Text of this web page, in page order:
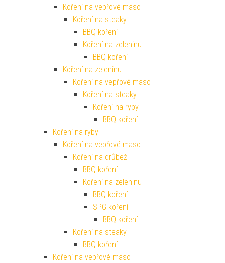
Koření na vepřové maso
Koření na steaky
BBQ koření
Koření na zeleninu
BBQ koření
Koření na zeleninu
Koření na vepřové maso
Koření na steaky
Koření na ryby
BBQ koření
Koření na ryby
Koření na vepřové maso
Koření na drůbež
BBQ koření
Koření na zeleninu
BBQ koření
SPG koření
BBQ koření
Koření na steaky
BBQ koření
Koření na vepřové maso